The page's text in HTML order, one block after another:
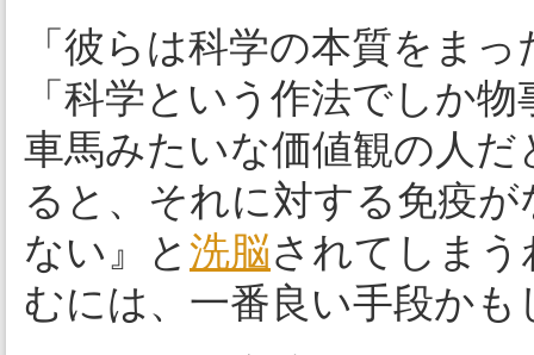
「彼らは科学の本質をま
「科学という作法でしか
車馬みたいな価値観の人
ると、それに対する免疫
ない』と 洗脳されてしま
むには、一番良い手段かも